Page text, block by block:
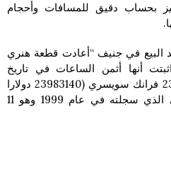
بحساب دقيق للمسافات وأحجام
البيع في جنيف “أعادت قطعة هنري
أنها أثمن الساعات في تاريخ
المزادات وبيعت بمبلغ 23237000 فرانك سويسري (23983140 دولارا
أميركيا) لتحطم الرقم القياسي الذي سجلته في عام 1999 وهو 11